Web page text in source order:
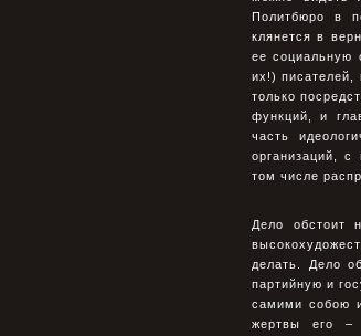
Политбюро в
клянется в
ее социальную
их!) писателей,
только
функций, и
часть
организаций, с
том числе
Дело обстоит
делать. Дело
партийную и
самими собою
жертвы его –